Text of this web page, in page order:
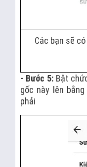
Các bạn sẽ
- Bước 5: Bật
gốc này lên
phải